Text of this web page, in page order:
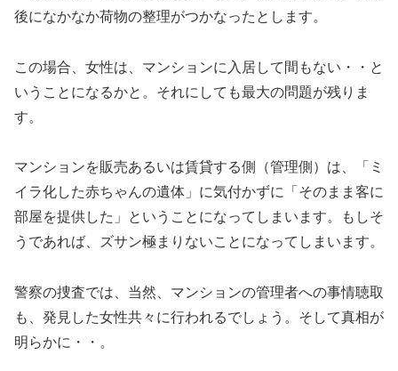
後になかなか荷物の整理がつかなったとします。
この場合、女性は、マンションに入居して間もない・・と
いうことになるかと。それにしても最大の問題が残りま
す。
マンションを販売あるいは賃貸する側（管理側）は、「ミ
イラ化した赤ちゃんの遺体」に気付かずに「そのまま客に
部屋を提供した」ということになってしまいます。もしそ
うであれば、ズサン極まりないことになってしまいます。
警察の捜査では、当然、マンションの管理者への事情聴取
も、発見した女性共々に行われるでしょう。そして真相が
明らかに・・。